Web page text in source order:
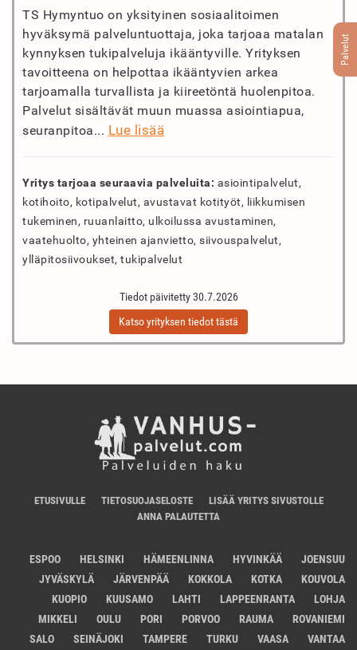
Palvelut
TS Hymyntuo on yksityinen sosiaalitoimen
hyväksymä palveluntuottaja, joka tarjoaa matalan
kynnyksen tukipalveluja ikääntyville. Yrityksen
tavoitteena on helpottaa ikääntyvien arkea
tarjoamalla turvallista ja kiireetöntä huolenpitoa.
Palvelut sisältävät muun muassa asiointiapua,
seuranpitoa... Lue lisää
Yritys tarjoaa seuraavia palveluita: asiointipalvelut,
kotihoito, kotipalvelut, avustavat kotityöt, liikkumisen
tukeminen, ruuanlaitto, ulkoilussa avustaminen,
vaatehuolto, yhteinen ajanvietto, siivouspalvelut,
ylläpitosiivoukset, tukipalvelut
Tiedot päivitetty 30.7.2026
Katso yrityksen tiedot tästä
ETUSIVULLE TIETOSUOJASELOSTE
LISÄÄ YRITYS SIVUSTOLLE
ANNA PALAUTETTA
ESPOO HELSINKI HÄMEENLINNA HYVINKÄÄ
JOENSUU
JYVÄSKYLÄ
JÄRVENPÄÄ KOKKOLA KOTKA
KOUVOLA
KUOPIO
KUUSAMO LAHTI LAPPEENRANTA
LOHJA
MIKKELI
OULU PORI PORVOO RAUMA
ROVANIEMI
SALO
SEINÄJOKI TAMPERE TURKU VAASA VANTAA